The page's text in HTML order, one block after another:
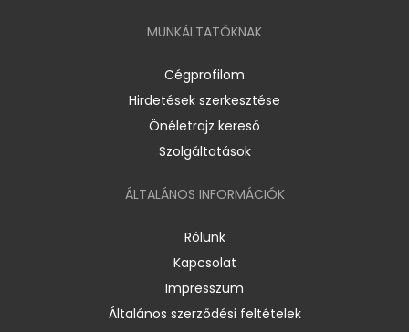
MUNKÁLTATÓKNAK
Cégprofilom
Hirdetések szerkesztése
Önéletrajz kereső
Szolgáltatások
ÁLTALÁNOS INFORMÁCIÓK
Rólunk
Kapcsolat
Impresszum
Általános szerződési feltételek